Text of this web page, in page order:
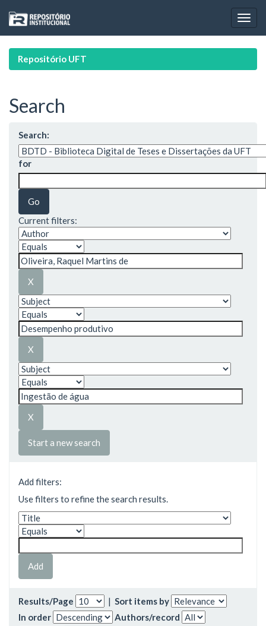
navigation
Repositório UFT
Search
Search:
for
Current filters:
Start a new search
Add filters:
Use filters to refine the search results.
Results/Page | Sort items by
In order
Authors/record